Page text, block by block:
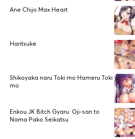
Ane Chijo Max Heart
Haritsuke
Shikoyaka naru Toki mo Hameru Toki
mo
Enkou JK Bitch Gyaru: Oji-san to
Nama Pako Seikatsu